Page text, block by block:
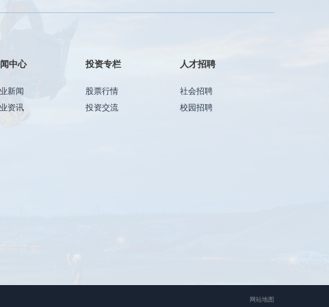
中心
新闻
资讯
投资专栏
股票行情
投资交流
人才招聘
社会招聘
校园招聘
网站地图